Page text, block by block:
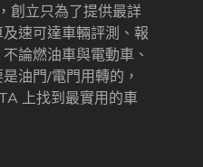
創立只為了提供最詳
速可達車輛評測、報
論燃油車與電動車、
油門/電門用轉的，
上找到最實用的車